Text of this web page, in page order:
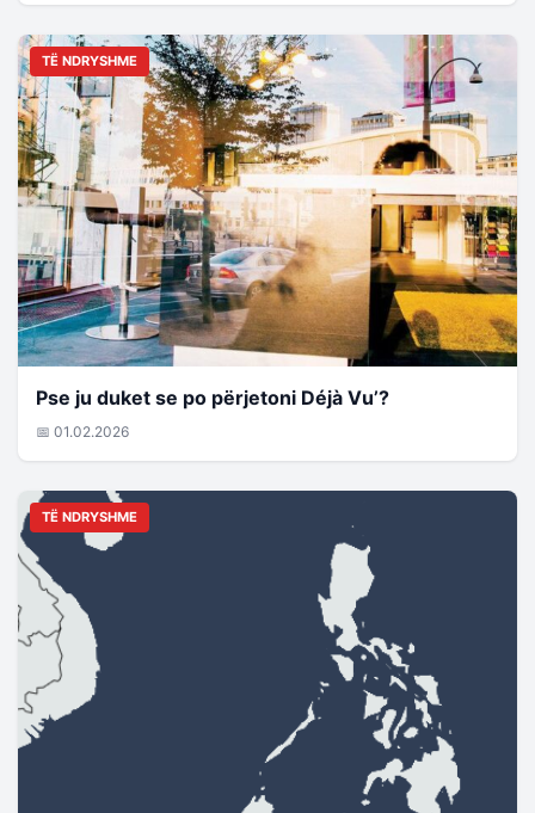
TË NDRYSHME
Pse ju duket se po përjetoni Déjà Vu’?
📅 01.02.2026
TË NDRYSHME